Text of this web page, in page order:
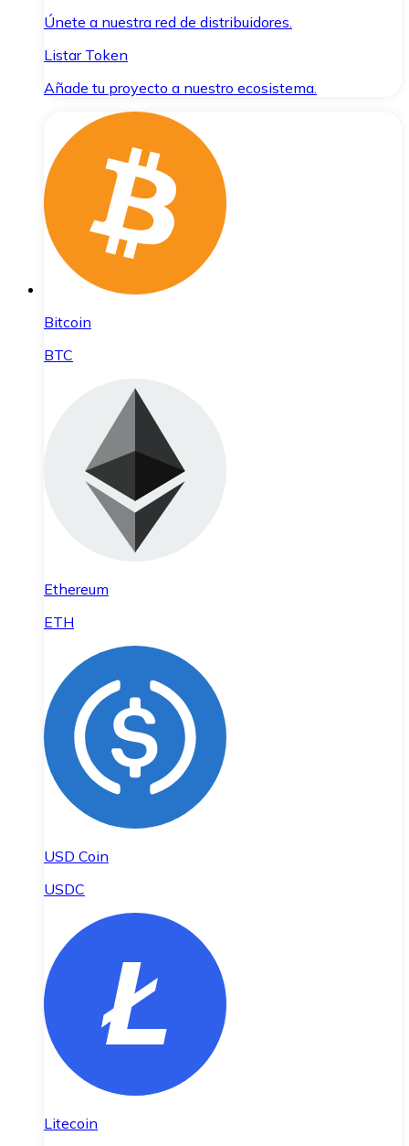
Únete a nuestra red de distribuidores.
Listar Token
Añade tu proyecto a nuestro ecosistema.
Bitcoin
BTC
Ethereum
ETH
USD Coin
USDC
Litecoin